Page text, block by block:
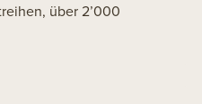
über 2’000